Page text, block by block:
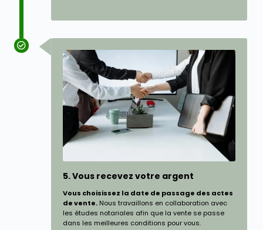
5. Vous recevez votre argent
Vous choisissez la date de passage des actes
de vente.Nous travaillons en collaboration avec
les études notariales afin que la vente se passe
dans les meilleures conditions pour vous.